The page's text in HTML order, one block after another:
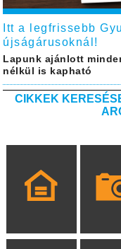
Itt a legfrissebb
újságárusoknál!
Lapunk ajánlott
nélkül is kapható
CIKKEK